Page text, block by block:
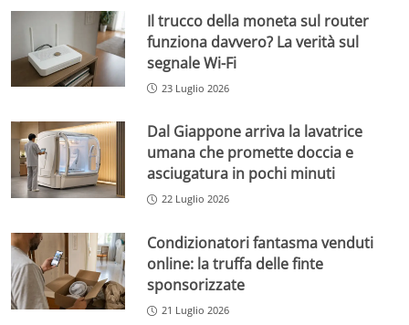
Il trucco della moneta sul router
funziona davvero? La verità sul
segnale Wi-Fi
23 Luglio 2026
Dal Giappone arriva la lavatrice
umana che promette doccia e
asciugatura in pochi minuti
22 Luglio 2026
Condizionatori fantasma venduti
online: la truffa delle finte
sponsorizzate
21 Luglio 2026